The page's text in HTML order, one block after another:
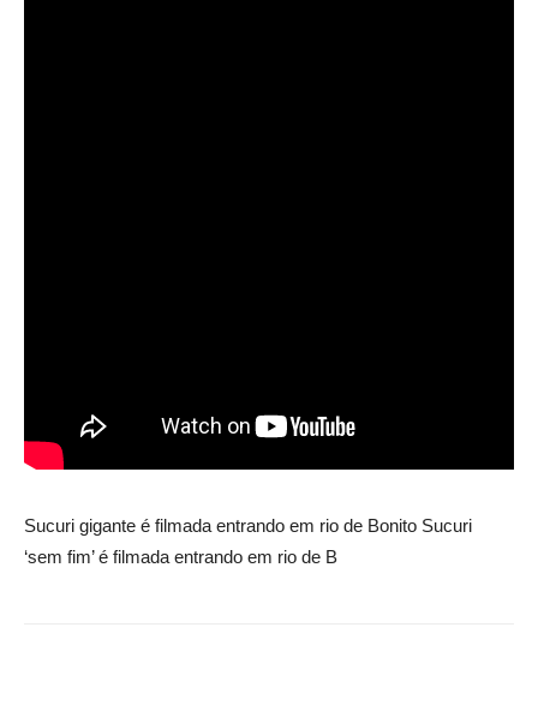
Sucuri gigante é filmada entrando em rio de Bonito Sucuri
‘sem fim’ é filmada entrando em rio de B